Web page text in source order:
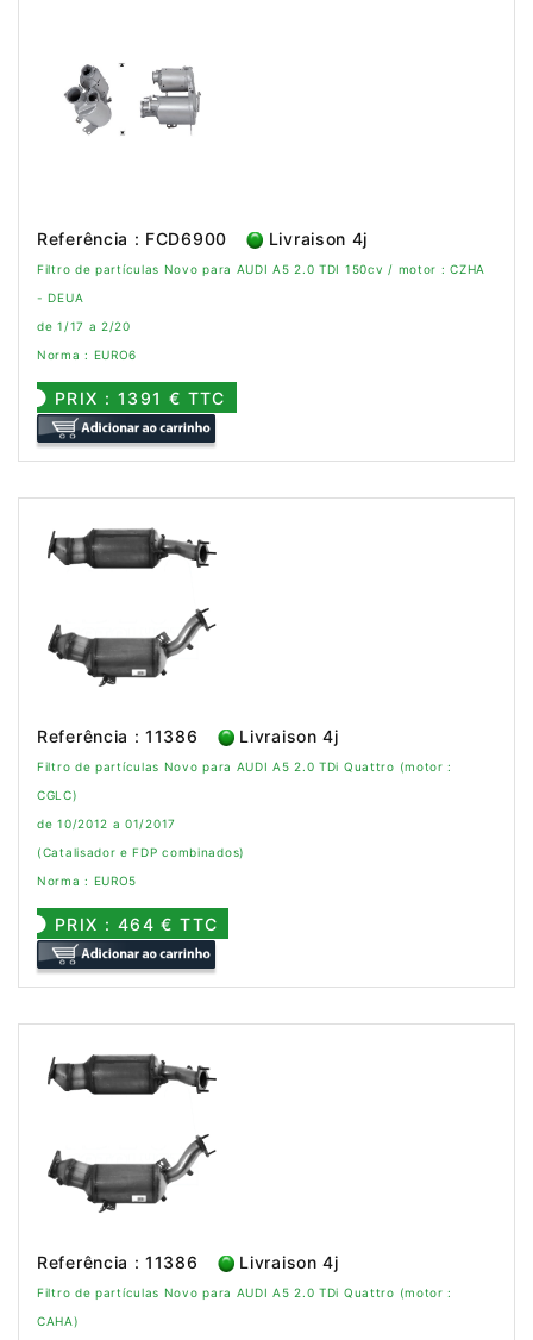
Referência : FCD6900 Livraison 4j
Filtro de partículas Novo para AUDI A5 2.0 TDI 150cv / motor : CZHA
- DEUA
de 1/17 a 2/20
Norma : EURO6
PRIX : 1391 € TTC
Referência : 11386 Livraison 4j
Filtro de partículas Novo para AUDI A5 2.0 TDi Quattro (motor :
CGLC)
de 10/2012 a 01/2017
(Catalisador e FDP combinados)
Norma : EURO5
PRIX : 464 € TTC
Referência : 11386 Livraison 4j
Filtro de partículas Novo para AUDI A5 2.0 TDi Quattro (motor :
CAHA)